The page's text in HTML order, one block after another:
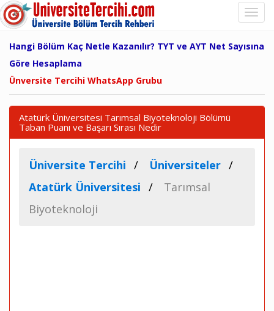
Hangi Bölüm Kaç Netle Kazanılır? TYT ve AYT Net Sayısına
Göre Hesaplama
Ünversite Tercihi WhatsApp Grubu
Atatürk Üniversitesi Tarımsal Biyoteknoloji Bölümü
Taban Puanı ve Başarı Sırası Nedir
Üniversite Tercihi
Üniversiteler
Atatürk Üniversitesi
Tarımsal
Biyoteknoloji